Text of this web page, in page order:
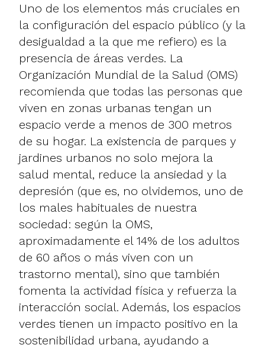
Uno de los elementos más cruciales en
la configuración del espacio público (y la
desigualdad a la que me refiero) es la
presencia de áreas verdes. La
Organización Mundial de la Salud (OMS)
recomienda que todas las personas que
viven en zonas urbanas tengan un
espacio verde a menos de 300 metros
de su hogar. La existencia de parques y
jardines urbanos no solo mejora la
salud mental, reduce la ansiedad y la
depresión (que es, no olvidemos, uno de
los males habituales de nuestra
sociedad: según la OMS,
aproximadamente el 14% de los adultos
de 60 años o más viven con un
trastorno mental), sino que también
fomenta la actividad física y refuerza la
interacción social. Además, los espacios
verdes tienen un impacto positivo en la
sostenibilidad urbana, ayudando a